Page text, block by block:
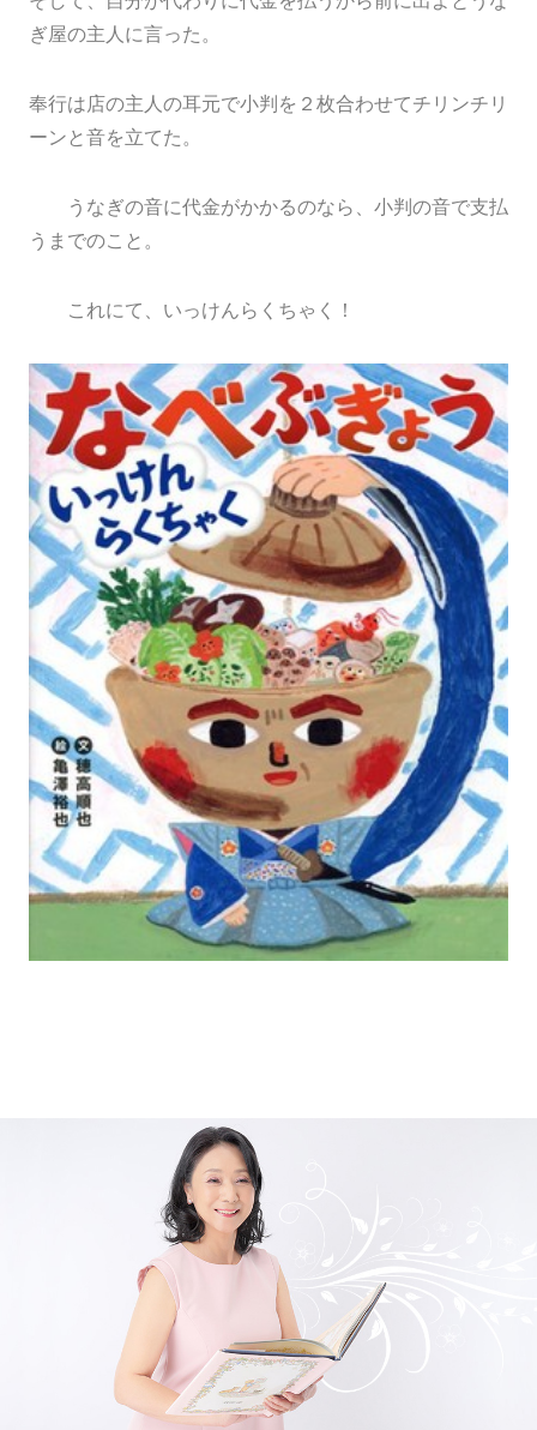
ぎ屋の主人に言った。
奉行は店の主人の耳元で小判を２枚合わせてチリンチリ
ーンと音を立てた。
うなぎの音に代金がかかるのなら、小判の音で支払
うまでのこと。
これにて、いっけんらくちゃく！